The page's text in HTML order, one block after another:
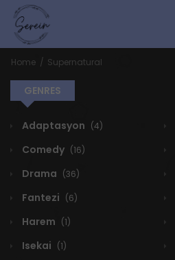
Home Supernatural
GENRES
Adaptasyon (4)
Comedy (16)
Drama (36)
Fantezi (6)
Harem (1)
Isekai (1)